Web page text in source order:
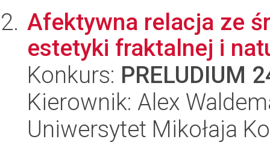
Afektywna relacja ze
estetyki fraktalnej i
Konkurs: PRELUDIUM
Kierownik: Alex
Uniwersytet Mikołaja